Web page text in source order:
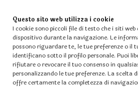
Questo sito web utilizza i cookie
I cookie sono piccoli file di testo che i siti
dispositivo durante la navigazione. Le
possono riguardare te, le tue preferenze o il
identificano sotto il profilo personale. Puoi
rifiutare o revocare il tuo consenso in
personalizzando le tue preferenze. La
offre certamente la completezza di
Home Vetrina IL TUO NATALE - Alberi - Luci -